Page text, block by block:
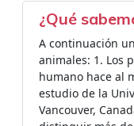
¿Qué
A continuación
animales: 1. Los
humano hace al
estudio de la
Vancouver,